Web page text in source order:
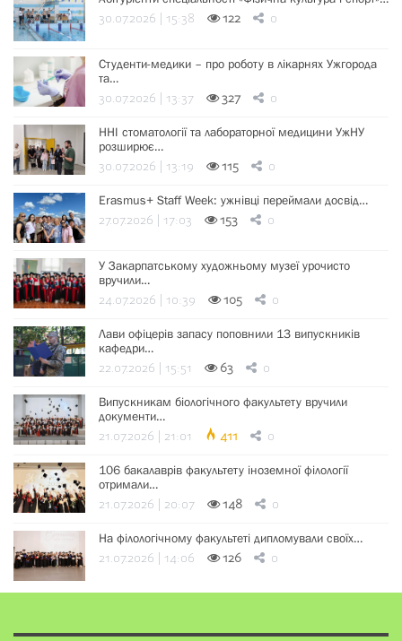
30.07.2026 | 15:38 122 0
Студенти-медики – про роботу в лікарнях Ужгорода
та…
30.07.2026 | 13:37 327 0
ННІ стоматології та лабораторної медицини УжНУ
розширює…
30.07.2026 | 13:19 115 0
Erasmus+ Staff Week: ужнівці переймали досвід…
27.07.2026 | 17:03 153 0
У Закарпатському художньому музеї урочисто
вручили…
24.07.2026 | 10:39 105 0
Лави офіцерів запасу поповнили 13 випускників
кафедри…
22.07.2026 | 15:51 63 0
Випускникам біологічного факультету вручили
документи…
21.07.2026 | 21:01 411 0
106 бакалаврів факультету іноземної філології
отримали…
21.07.2026 | 20:07 148 0
На філологічному факультеті дипломували своїх…
21.07.2026 | 14:06 126 0